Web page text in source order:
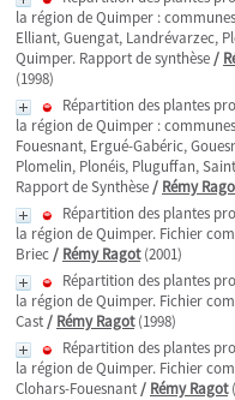
la région de Quimper :
Elliant, Guengat, Landrévarzec,
Quimper. Rapport de synthèse/
(1998)
Répartition des plantes
la région de Quimper :
Fouesnant, Ergué-Gabéric,
Plomelin, Plonéis, Pluguffan,
Rapport de Synthèse/ Rémy
Répartition des plantes
la région de Quimper. Fichier
Briec/ Rémy Ragot(2001)
Répartition des plantes
la région de Quimper. Fichier
Cast/ Rémy Ragot(1998)
Répartition des plantes
la région de Quimper. Fichier
Clohars-Fouesnant/ Rémy Ragot